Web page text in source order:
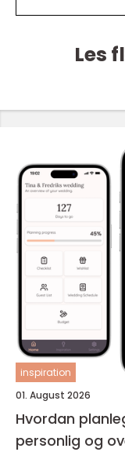
Les
inspiration
01. August 2026
Hvordan
personlig og